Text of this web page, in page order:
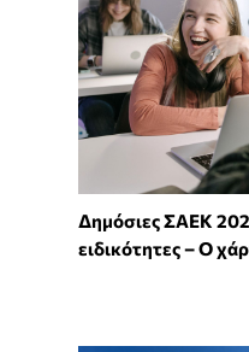
Δημόσιες ΣΑΕΚ
ειδικότητες – Ο